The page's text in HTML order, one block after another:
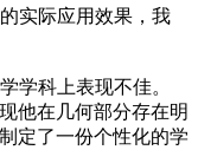
实际应用效果，我
学科上表现不佳。
他在几何部分存在明
定了一份个性化的学